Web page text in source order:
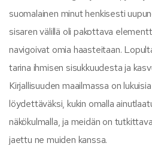
suomalainen minut henkisesti
sisaren välillä oli pakottava
navigoivat omia haasteitaan.
tarina ihmisen sisukkuudesta ja
Kirjallisuuden maailmassa on
löydettäväksi, kukin omalla
näkökulmalla, ja meidän on
jaettu ne muiden kanssa.